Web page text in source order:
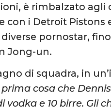
è rimbalzato agli
con i Detroit Pistons
pornostar,
Jong-un.
di squadra, in
cosa che
e 10 birre. Gli